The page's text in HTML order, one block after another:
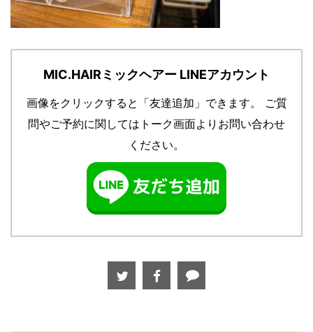
MIC.HAIRミックヘアー LINEアカウント
画像をクリックすると「友達追加」できます。
ご質
問やご予約に関してはトーク画面よりお問い合わせ
ください。